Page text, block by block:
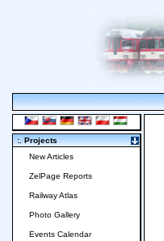
:. Projects
New Articles
ZelPage Reports
Railway Atlas
Photo Gallery
Events Calendar